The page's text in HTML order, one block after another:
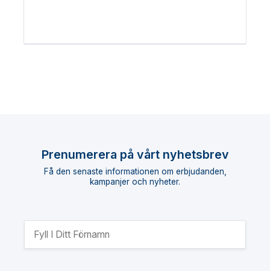
Prenumerera på vårt nyhetsbrev
Få den senaste informationen om erbjudanden,
kampanjer och nyheter.